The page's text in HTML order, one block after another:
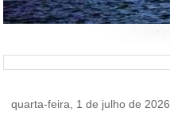
quarta-feira, 1 de julho de 2026